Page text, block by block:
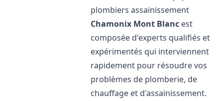
plombiers assainissement
Chamonix Mont Blanc est
composée d'experts qualifiés et
expérimentés qui interviennent
rapidement pour résoudre vos
problèmes de plomberie, de
chauffage et d'assainissement.